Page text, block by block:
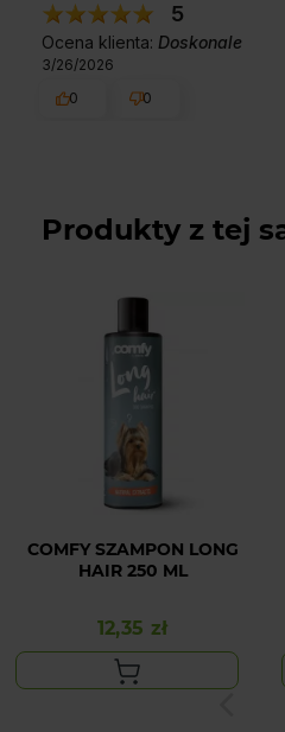
5
Ocena klienta: Doskonale
3/26/2026
0
0
Produkty z tej
COMFY SZAMPON LONG
HAIR 250 ML
Cena
12,35 zł